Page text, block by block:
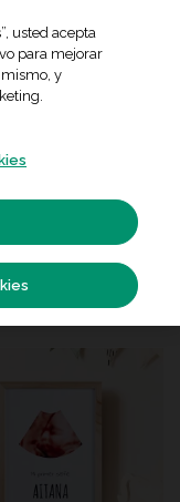
usted acepta
para mejorar
y